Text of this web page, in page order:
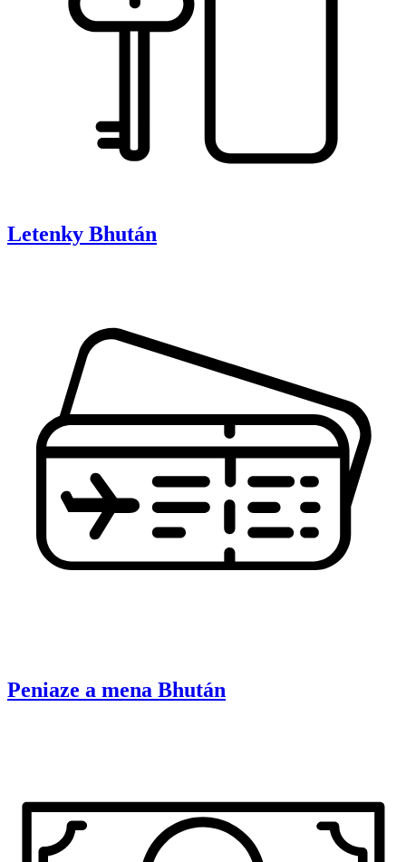
Letenky Bhután
Peniaze a mena Bhután